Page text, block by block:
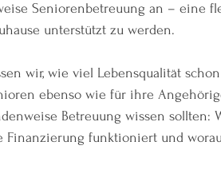
Seniorenbetreuung an – eine
unterstützt zu werden.
wir, wie viel Lebensqualität
ebenso wie für ihre
Betreuung wissen sollten:
Finanzierung funktioniert und